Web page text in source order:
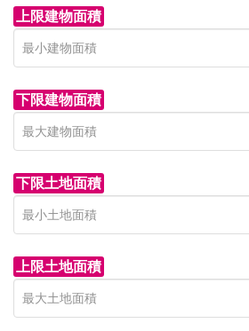
上限建物面積
下限建物面積
下限土地面積
上限土地面積
青木新築分譲住宅
on call
Price on call